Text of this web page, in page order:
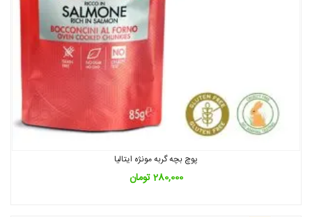
پوچ بچه گربه مونژه ایتالیا
280,000تومان